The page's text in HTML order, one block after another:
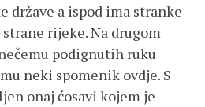
države a ispod ima stranke
rijeke. Na drugom
podignutih ruku
neki spomenik ovdje. S
onaj ćosavi kojem je